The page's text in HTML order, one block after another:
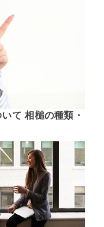
て 相槌の種類・